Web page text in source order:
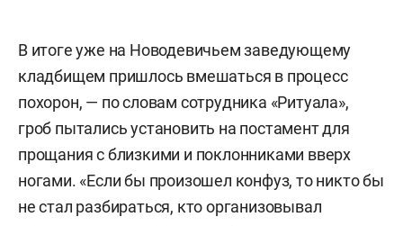
В итоге уже на Новодевичьем заведующему
кладбищем пришлось вмешаться в процесс
похорон, — по словам сотрудника «Ритуала»,
гроб пытались установить на постамент для
прощания с близкими и поклонниками вверх
ногами. «Если бы произошел конфуз, то никто бы
не стал разбираться, кто организовывал